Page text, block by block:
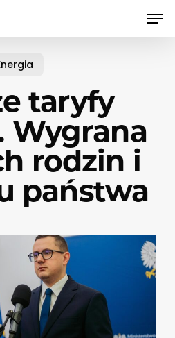
taryfy
Wygrana
rodzin i
państwa